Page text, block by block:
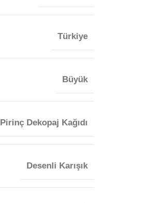
Türkiye
Büyük
Pirinç Dekopaj Kağıdı
Desenli Karışık